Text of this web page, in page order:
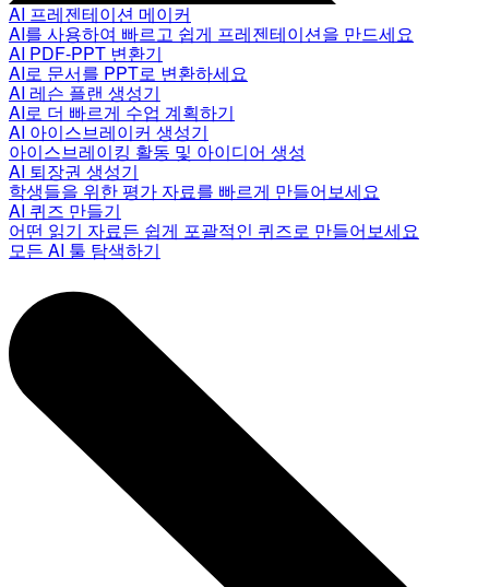
AI 프레젠테이션 메이커
AI를 사용하여 빠르고 쉽게 프레젠테이션을 만드세요
AI PDF-PPT 변환기
AI로 문서를 PPT로 변환하세요
AI 레슨 플랜 생성기
AI로 더 빠르게 수업 계획하기
AI 아이스브레이커 생성기
아이스브레이킹 활동 및 아이디어 생성
AI 퇴장권 생성기
학생들을 위한 평가 자료를 빠르게 만들어보세요
AI 퀴즈 만들기
어떤 읽기 자료든 쉽게 포괄적인 퀴즈로 만들어보세요
모든 AI 툴 탐색하기